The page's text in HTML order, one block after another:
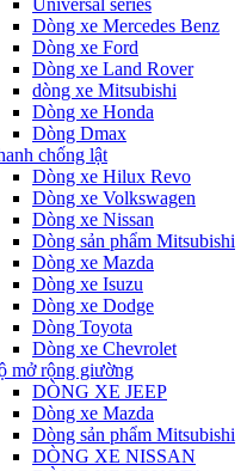
Universal series
Dòng xe Mercedes Benz
Dòng xe Ford
Dòng xe Land Rover
dòng xe Mitsubishi
Dòng xe Honda
Dòng Dmax
chống lật
Dòng xe Hilux Revo
Dòng xe Volkswagen
Dòng xe Nissan
Dòng sản phẩm Mitsubishi
Dòng xe Mazda
Dòng xe Isuzu
Dòng xe Dodge
Dòng Toyota
Dòng xe Chevrolet
mở rộng giường
DÒNG XE JEEP
Dòng xe Mazda
Dòng sản phẩm Mitsubishi
DÒNG XE NISSAN